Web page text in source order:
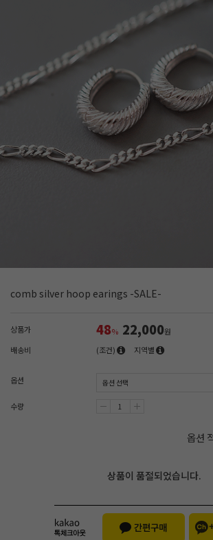
comb silver hoop earings -SALE-
상품가 48% 22,000원
배송비
(조건) 지역별
옵션
수량
옵션
상품이 품절되었습니다.